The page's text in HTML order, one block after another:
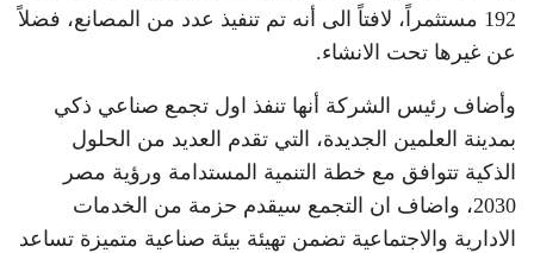
192 مستثمراً، لافتاً الى أنه تم تنفيذ عدد من المصانع، فضلاً
عن غيرها تحت الانشاء.
وأضاف رئيس الشركة أنها تنفذ اول تجمع صناعي ذكي
بمدينة العلمين الجديدة، التي تقدم العديد من الحلول
الذكية تتوافق مع خطة التنمية المستدامة ورؤية مصر
2030، واضاف ان التجمع سيقدم حزمة من الخدمات
الادارية والاجتماعية تضمن تهيئة بيئة صناعية متميزة تساعد